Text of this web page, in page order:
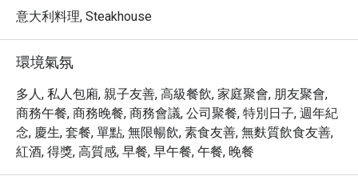
・立即透過 Eatigo 預訂 Rossini's，享受高達 5 折的獨家
意大利料理, Steakhouse
環境氣氛
多人, 私人包廂, 親子友善, 高級餐飲, 家庭聚會, 朋友聚會,
商務午餐, 商務晚餐, 商務會議, 公司聚餐, 特別日子, 週年紀
念, 慶生, 套餐, 單點, 無限暢飲, 素食友善, 無麩質飲食友善,
紅酒, 得獎, 高質感, 早餐, 早午餐, 午餐, 晚餐